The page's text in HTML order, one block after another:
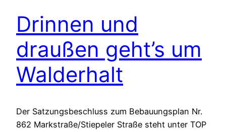
Drinnen und
draußen geht’s um
Walderhalt
Der Satzungsbeschluss zum Bebauungsplan Nr.
862 Markstraße/Stiepeler Straße steht unter TOP